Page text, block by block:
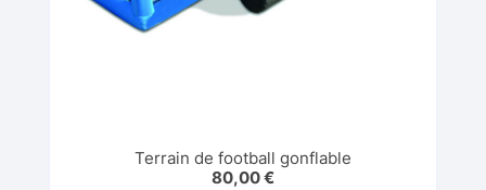
Terrain de football gonflable
80,00€